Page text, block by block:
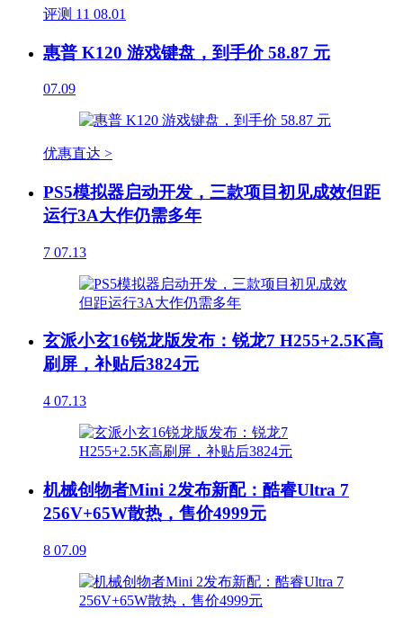
评测 11 08.01
惠普 K120 游戏键盘，到手价 58.87 元
07.09
优惠直达 >
PS5模拟器启动开发，三款项目初见成效但距
运行3A大作仍需多年
7 07.13
玄派小玄16锐龙版发布：锐龙7 H255+2.5K高
刷屏，补贴后3824元
4 07.13
机械创物者Mini 2发布新配：酷睿Ultra 7
256V+65W散热，售价4999元
8 07.09